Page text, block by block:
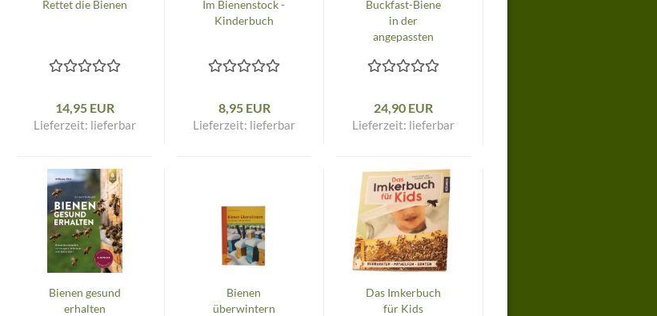
Rettet die Bienen
14,95 EUR
Lieferzeit: lieferbar
Im Bienenstock -
Kinderbuch
8,95 EUR
Lieferzeit: lieferbar
Buckfast-Biene
in der
angepassten
die einfachste
24,90 EUR
Lieferzeit: lieferbar
Bienen gesund
erhalten
Bienen
überwintern
Das Imkerbuch
für Kids